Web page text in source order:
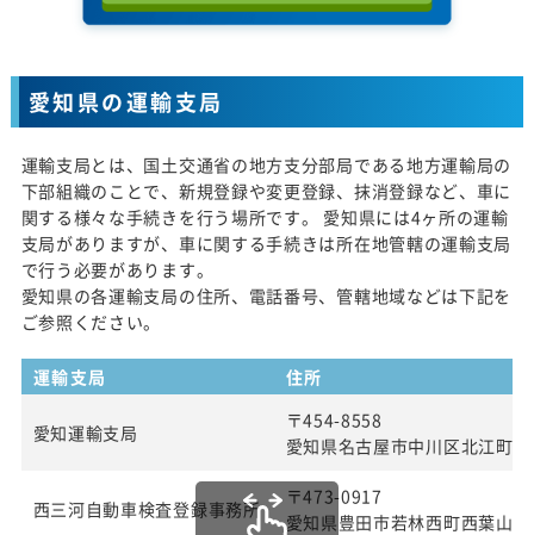
愛知県の運輸支局
運輸支局とは、国土交通省の地方支分部局である地方運輸局の
下部組織のことで、新規登録や変更登録、抹消登録など、車に
関する様々な手続きを行う場所です。 愛知県には4ヶ所の運輸
支局がありますが、車に関する手続きは所在地管轄の運輸支局
で行う必要があります。
愛知県の各運輸支局の住所、電話番号、管轄地域などは下記を
ご参照ください。
運輸支局 住所
愛知運輸支局
〒454-8558
愛知県名古屋市中川区北江町1
西三河自動車検査登録事務所
〒473-0917
愛知県豊田市若林西町西葉山46